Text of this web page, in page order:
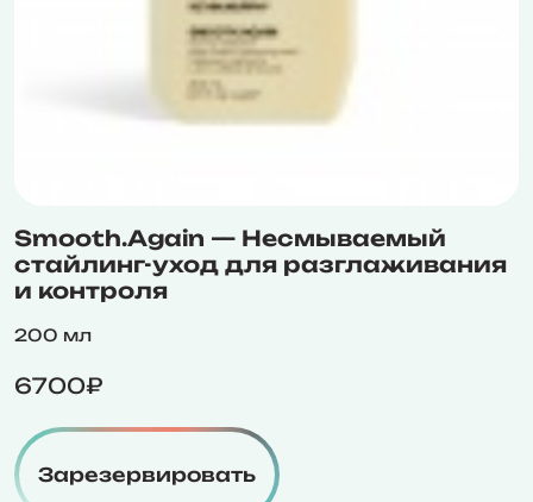
Smooth.Again — Несмываемый
стайлинг-уход для разглаживания
и контроля
200 мл
6700₽
Зарезервировать